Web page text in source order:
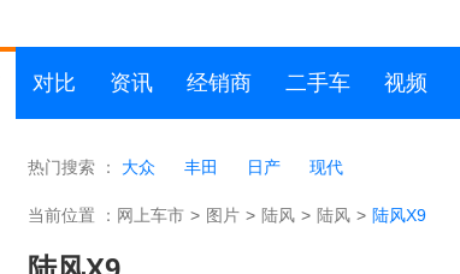
对比 资讯 经销商 二手车 视频
热门搜索 ： 大众 丰田 日产 现代
当前位置 ： 网上车市 > 图片 > 陆风 > 陆风 > 陆风X9